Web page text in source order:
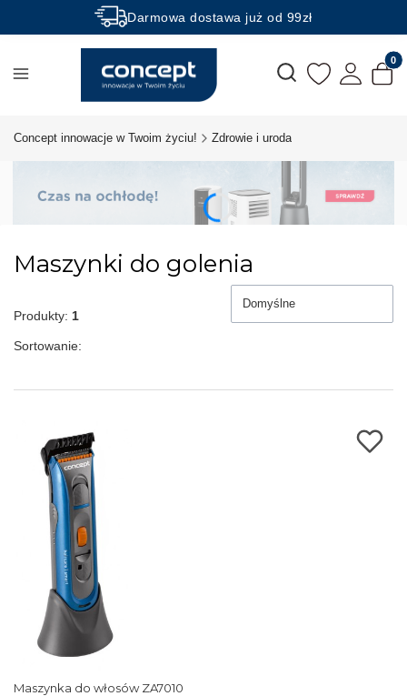
Darmowa dostawa już od 99zł
Rabaty -50% na wybrane produkty
Otwórz wyszukiwarkę
Concept innowacje w Twoim życiu! Zdrowie i uroda
Maszynki do golenia
Produkty: 1
Sortowanie:
Domyślne
Maszynka do włosów ZA7010